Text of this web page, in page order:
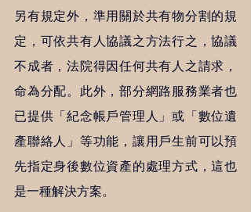
另有規定外，準用關於共有物分割的規
定，可依共有人協議之方法行之，協議
不成者，法院得因任何共有人之請求，
命為分配。此外，部分網路服務業者也
已提供「紀念帳戶管理人」或「數位遺
產聯絡人」等功能，讓用戶生前可以預
先指定身後數位資產的處理方式，這也
是一種解決方案。